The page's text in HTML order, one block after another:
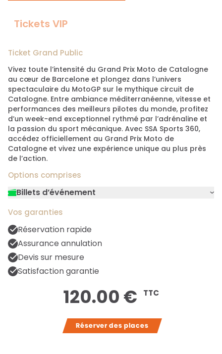
Tickets VIP
Ticket Grand Public
Vivez toute l’intensité du Grand Prix Moto de Catalogne
au cœur de Barcelone et plongez dans l’univers
spectaculaire du MotoGP sur le mythique circuit de
Catalogne. Entre ambiance méditerranéenne, vitesse et
performances des meilleurs pilotes du monde, profitez
d’un week-end exceptionnel rythmé par l’adrénaline et
la passion du sport mécanique. Avec SSA Sports 360,
accédez officiellement au Grand Prix Moto de
Catalogne et vivez une expérience unique au plus près
de l’action.
Options comprises
Billets d’événement
monde automobile depuis les tribunes
vibrantes d’enthousiasme. Nos tickets
simples vous offrent une place privilégiée
et encourager vos pilotes préférés. Chaque
billet vous garantit une vue imprenable sur
stratégies de course captivantes. Ressentez
incontournable pour tout amateur de sport
mécanique.
Vos garanties
Réservation rapide
Assurance annulation
Devis sur mesure
Satisfaction garantie
120.00 € TTC
Réserver des places